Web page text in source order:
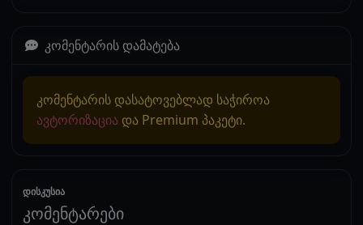
კომენტარის დამატება
კომენტარის დასატოვებლად საჭიროა
ავტორიზაცია და Premium პაკეტი.
დისკუსია
კომენტარები